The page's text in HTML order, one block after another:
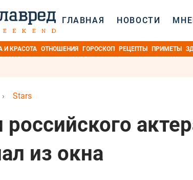
ГЛАВНАЯ НОВОСТИ
И КРАСОТА ОТНОШЕНИЯ ГОРОСКОП РЕЦЕПТЫ ПРИМЕТЫ
› Stars
из окна